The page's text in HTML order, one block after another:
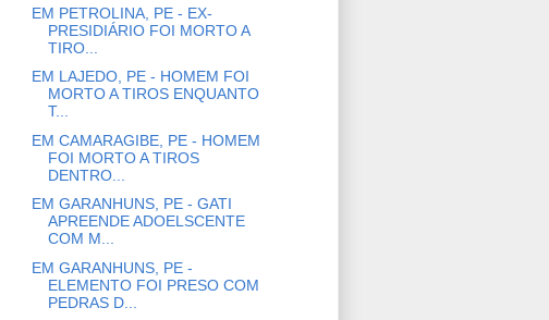
EM PETROLINA, PE - EX-
PRESIDIÁRIO FOI MORTO A
TIRO...
EM LAJEDO, PE - HOMEM FOI
MORTO A TIROS ENQUANTO
T...
EM CAMARAGIBE, PE - HOMEM
FOI MORTO A TIROS
DENTRO...
EM GARANHUNS, PE - GATI
APREENDE ADOELSCENTE
COM M...
EM GARANHUNS, PE -
ELEMENTO FOI PRESO COM
PEDRAS D...